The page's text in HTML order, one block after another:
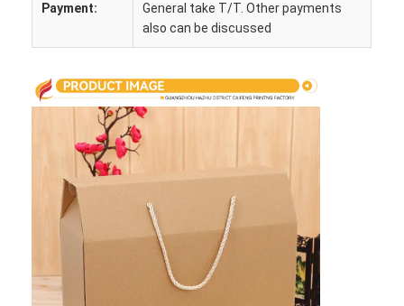
Impresión de cajas de embalaje
Caja de empaquetado cosmética
Caja de embalaje de electrónica
bolsos de papel del regalo
Caja de regalo rígida
Payment:
General take T/T. Other payments
also can be discussed